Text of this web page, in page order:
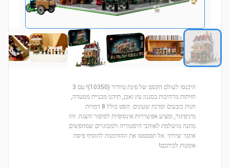
היכנסו לעולם הקסם של פינת טיודור (10350)! עם 3
חזיתות מרהיבות בסגנון עץ ואבן, תיהנו מבניית מסעדה,
חנות כובעים וסדנת שעונים. הסט כולל 8 דמויות
מיניפיגור, ומציע אפשרויות אינסופיות לסיפור והצגה. זהו
מתנה מושלמת לאוהבי היסטוריה ולמבוגרים שמחפשים
אתגר יצירתי. אל תפספסו את ההזדמנות להוסיף פיסת
אומנות לביתכם!